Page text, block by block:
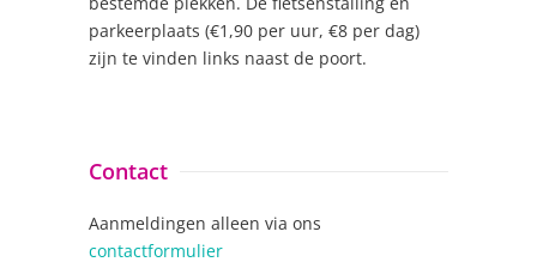
parkeerplaats (€1,90 per uur, €8 per dag)
zijn te vinden links naast de poort.
Contact
Aanmeldingen alleen via ons
contactformulier